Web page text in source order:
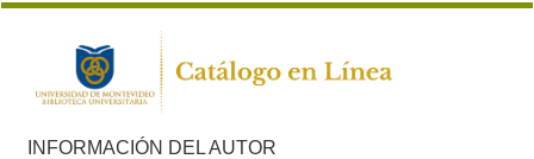
INFORMACIÓN DEL AUTOR